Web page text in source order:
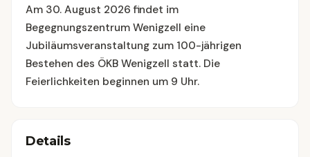
Am 30. August 2026 findet im
Begegnungszentrum Wenigzell eine
Jubiläumsveranstaltung zum 100-jährigen
Bestehen des ÖKB Wenigzell statt. Die
Feierlichkeiten beginnen um 9 Uhr.
Details